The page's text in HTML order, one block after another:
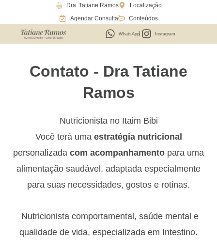
Dra. Tatiane Ramos
Localização
Agendar Consulta
Conteúdos
WhatsApp Instagram
Contato - Dra Tatiane
Ramos
Nutricionista no Itaim Bibi
Você terá uma estratégia nutricional
personalizada com acompanhamento para uma
alimentação saudável, adaptada especialmente
para suas necessidades, gostos e rotinas.
Nutricionista comportamental, saúde mental e
qualidade de vida, especializada em Intestino.